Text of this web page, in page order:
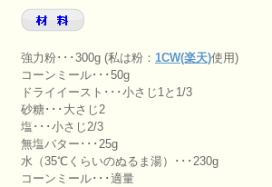
強力粉･･･300g (私は粉： 1CW(楽天)使用)
コーンミール･･･50g
ドライイースト･･･小さじ1と1/3
砂糖･･･大さじ2
塩･･･小さじ2/3
無塩バター･･･25g
水（35℃くらいのぬるま湯）･･･230g
コーンミール･･･適量